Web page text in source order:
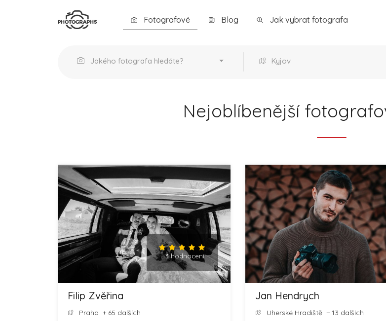
Fotografové Blog Jak vybrat fotografa
Jakého fotografa hledáte? Kyjov
Nejoblíbenější
3 hodnocení
Filip Zvěřina
Praha + 65 dalších
Jan Hendrych
Uherské Hradiště + 13 dalších